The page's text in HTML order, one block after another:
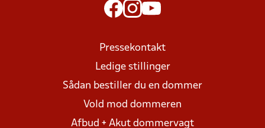
Pressekontakt
Ledige stillinger
Sådan bestiller du en dommer
Vold mod dommeren
Afbud + Akut dommervagt